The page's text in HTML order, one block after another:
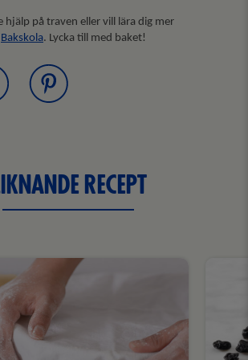
hjälp på traven eller vill lära dig mer
Bakskola. Lycka till med baket!
RECEPT